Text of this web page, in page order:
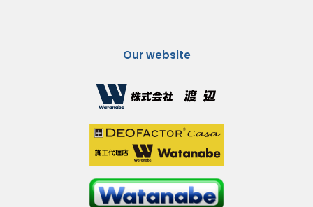
Our website